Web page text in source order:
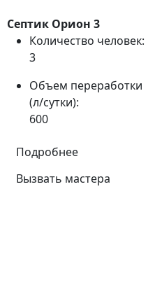
Септик Орион 3
Количество человек:
3
Объем переработки
(л/сутки):
600
Подробнее
Вызвать мастера